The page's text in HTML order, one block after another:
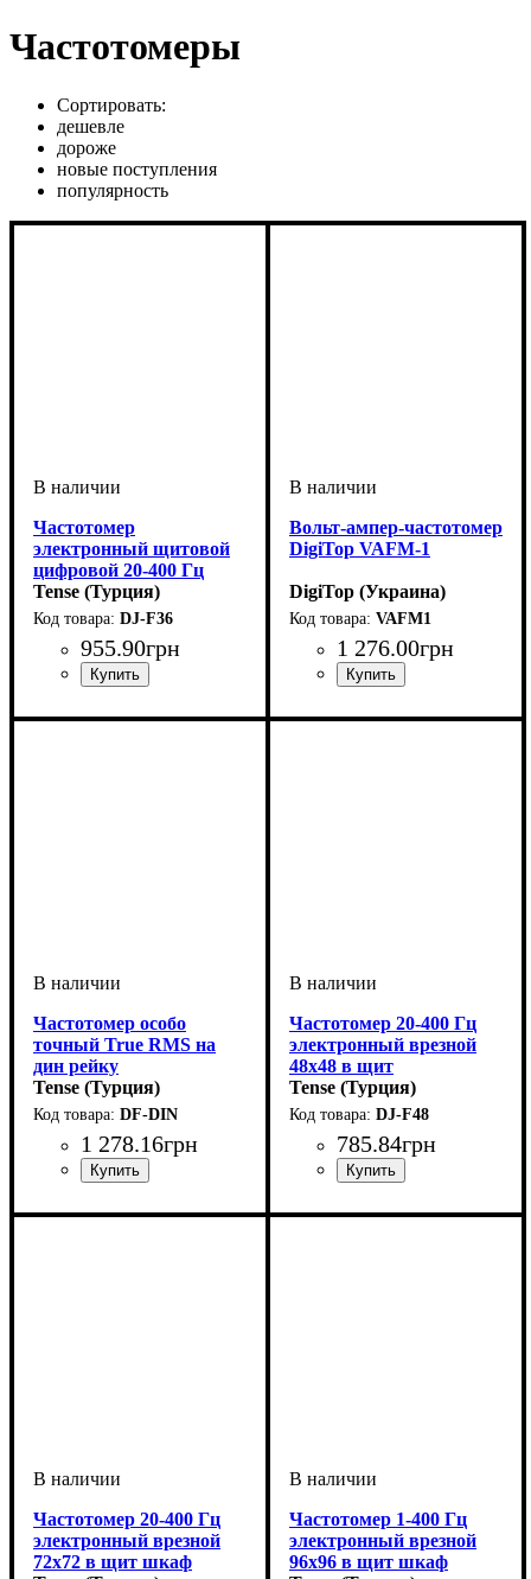
Частотомеры
Сортировать:
дешевле
дороже
новые поступления
популярность
Частотомер
электронный щитовой
цифровой 20-400 Гц
Tense (Турция)
DJ-F36
955.90грн
Вольт-ампер-частотомер
DigiTop VAFM-1
DigiTop (Украина)
VAFM1
1 276.00грн
Частотомер особо
точный True RMS на
дин рейку
Tense (Турция)
DF-DIN
1 278.16грн
Частотомер 20-400 Гц
электронный врезной
48x48 в щит
Tense (Турция)
DJ-F48
785.84грн
Частотомер 20-400 Гц
электронный врезной
72х72 в щит шкаф
Частотомер 1-400 Гц
электронный врезной
96х96 в щит шкаф